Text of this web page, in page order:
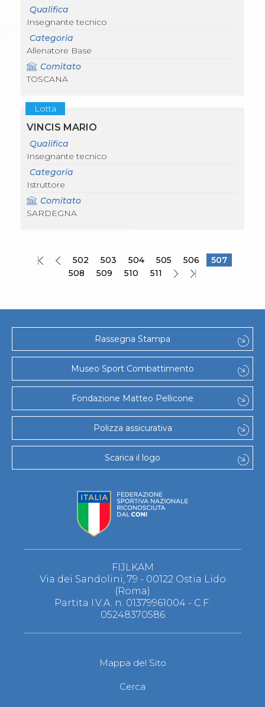
Qualifica
Insegnante tecnico
Categoria
Allenatore Base
Comitato
TOSCANA
Lotta
VINCIS MARIO
Qualifica
Insegnante tecnico
Categoria
Istruttore
Comitato
SARDEGNA
502 503 504 505 506
507
508
509 510 511
Rassegna Stampa
Museo Sport Combattimento
Fondazione Matteo Pellicone
Polizza assicurativa
Scarica il logo
FIJLKAM
Via dei Sandolini, 79 - 00122 Ostia Lido
(Roma)
Partita I.V.A. n. 01379961004 - C.F.
05248370586
Mappa del Sito
Cerca